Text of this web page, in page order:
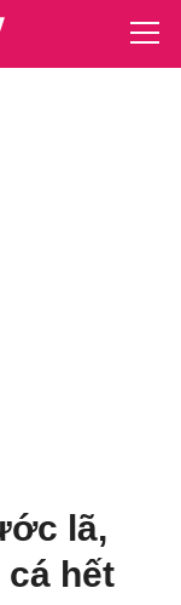
lã,
hết